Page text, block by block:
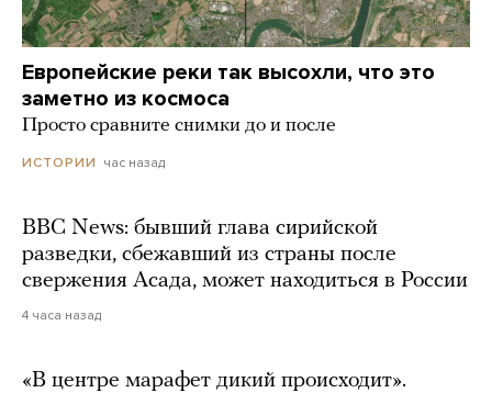
Европейские реки так высохли, что это
заметно из космоса
Просто сравните снимки до и после
ИСТОРИИ час назад
BBC News: бывший глава сирийской
разведки, сбежавший из страны после
свержения Асада, может находиться в России
4 часа назад
«В центре марафет дикий происходит».